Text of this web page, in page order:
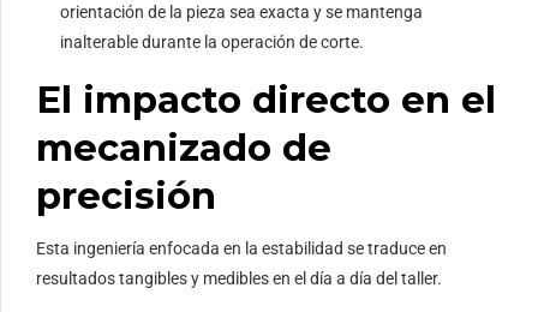
orientación de la pieza sea exacta y se mantenga
inalterable durante la operación de corte.
El impacto directo en el
mecanizado de
precisión
Esta ingeniería enfocada en la estabilidad se traduce en
resultados tangibles y medibles en el día a día del taller.